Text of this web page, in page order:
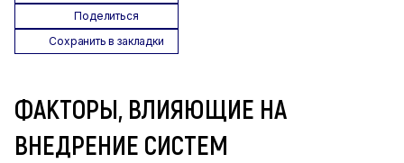
Поделиться
Сохранить в закладки
ФАКТОРЫ, ВЛИЯЮЩИЕ НА
ВНЕДРЕНИЕ СИСТЕМ